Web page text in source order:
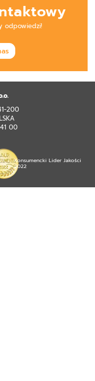
odpowiedzi!
200
00
Konsumencki Lider Jakości
2022